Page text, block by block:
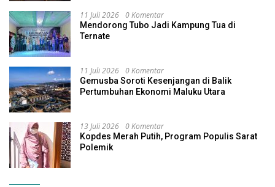
11 Juli 2026 0 Komentar
Mendorong Tubo Jadi Kampung Tua di
Ternate
11 Juli 2026 0 Komentar
Gemusba Soroti Kesenjangan di Balik
Pertumbuhan Ekonomi Maluku Utara
13 Juli 2026 0 Komentar
Kopdes Merah Putih, Program Populis Sarat
Polemik